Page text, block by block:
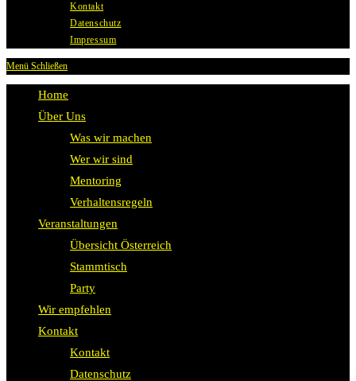
Kontakt
Datenschutz
Impressum
Menü Schließen
Home
Über Uns
Was wir machen
Wer wir sind
Mentoring
Verhaltensregeln
Veranstaltungen
Übersicht Österreich
Stammtisch
Party
Wir empfehlen
Kontakt
Kontakt
Datenschutz